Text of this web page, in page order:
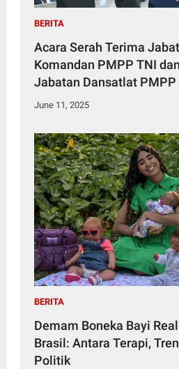
BERITA
Acara Serah Terima
Komandan PMPP TNI
Jabatan Dansatlat PMPP
June 11, 2025
BERITA
Demam Boneka Bayi
Brasil: Antara Terapi,
Politik